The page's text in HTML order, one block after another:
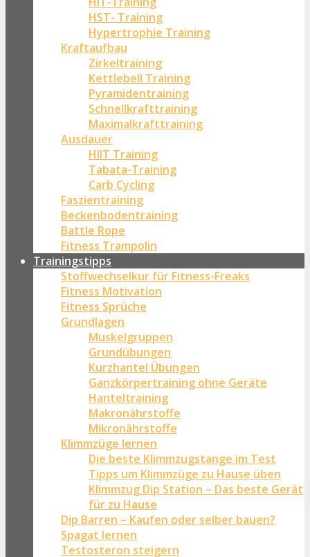
HST- Training
Hypertrophie Training
Kraftaufbau
Zirkeltraining
Kettlebell Training
Pyramidentraining
Schnellkrafttraining
Maximalkrafttraining
Ausdauer
HIIT Training
Tabata-Training
Carb Cycling
Faszientraining
Beckenbodentraining
Battle Rope
Fitness Trampolin
Trainingstipps
Stoffwechselkur für Fitness-Freaks
Fitness Motivation
Fitness Sprüche
Grundlagen
Muskelgruppen
Grundübungen
Kurzhantel Übungen
Ganzkörpertraining ohne Geräte
Hanteltraining
Makronährstoffe
Mikronährstoffe
Klimmzüge lernen
Die beste Klimmzugstange im Test
Tipps um Klimmzüge zu Hause üben
Klimmzug Dip Station – Das beste Gerät
für zu Hause
Dip Barren – Kaufen oder selber bauen?
Spagat lernen
Testosteron steigern